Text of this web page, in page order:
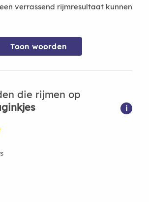
verrassend rijmresultaat kunnen
Toon woorden
die rijmen op
i